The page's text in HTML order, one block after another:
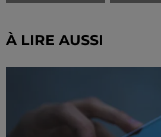
À LIRE AUSSI